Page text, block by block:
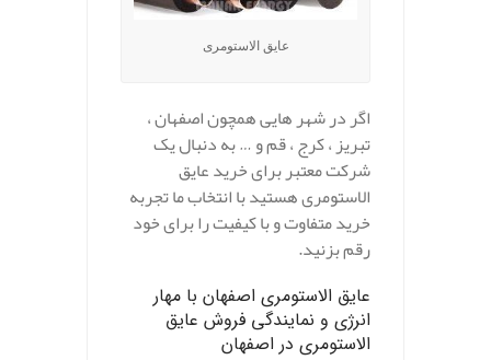
عایق الاستومری
اگر در شهر هایی همچون اصفهان ،
تبریز ، کرج ، قم و … به دنبال یک
شرکت معتبر برای خرید عایق
الاستومری هستید با انتخاب ما تجربه
خرید متفاوت و با کیفیت را برای خود
رقم بزنید.
عایق الاستومری اصفهان با مهار
انرژی و نمایندگی فروش عایق
الاستومری در اصفهان